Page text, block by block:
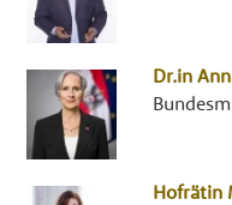
Dr.in
Hofrätin